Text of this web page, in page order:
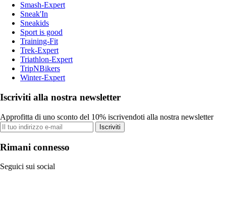
Smash-Expert
Sneak'In
Sneakids
Sport is good
Training-Fit
Trek-Expert
Triathlon-Expert
TripNBikers
Winter-Expert
Iscriviti alla nostra newsletter
Approfitta di uno sconto del 10% iscrivendoti alla nostra newsletter
Iscriviti
Rimani connesso
Seguici sui social